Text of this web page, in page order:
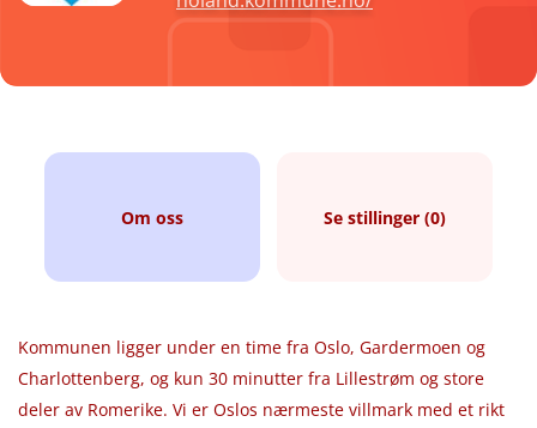
Om oss Se stillinger (0)
Kommunen ligger under en time fra Oslo, Gardermoen og
Charlottenberg, og kun 30 minutter fra Lillestrøm og store
deler av Romerike. Vi er Oslos nærmeste villmark med et rikt